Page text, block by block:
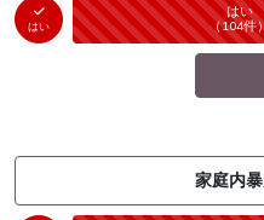
はい
はい
（104件
家庭内